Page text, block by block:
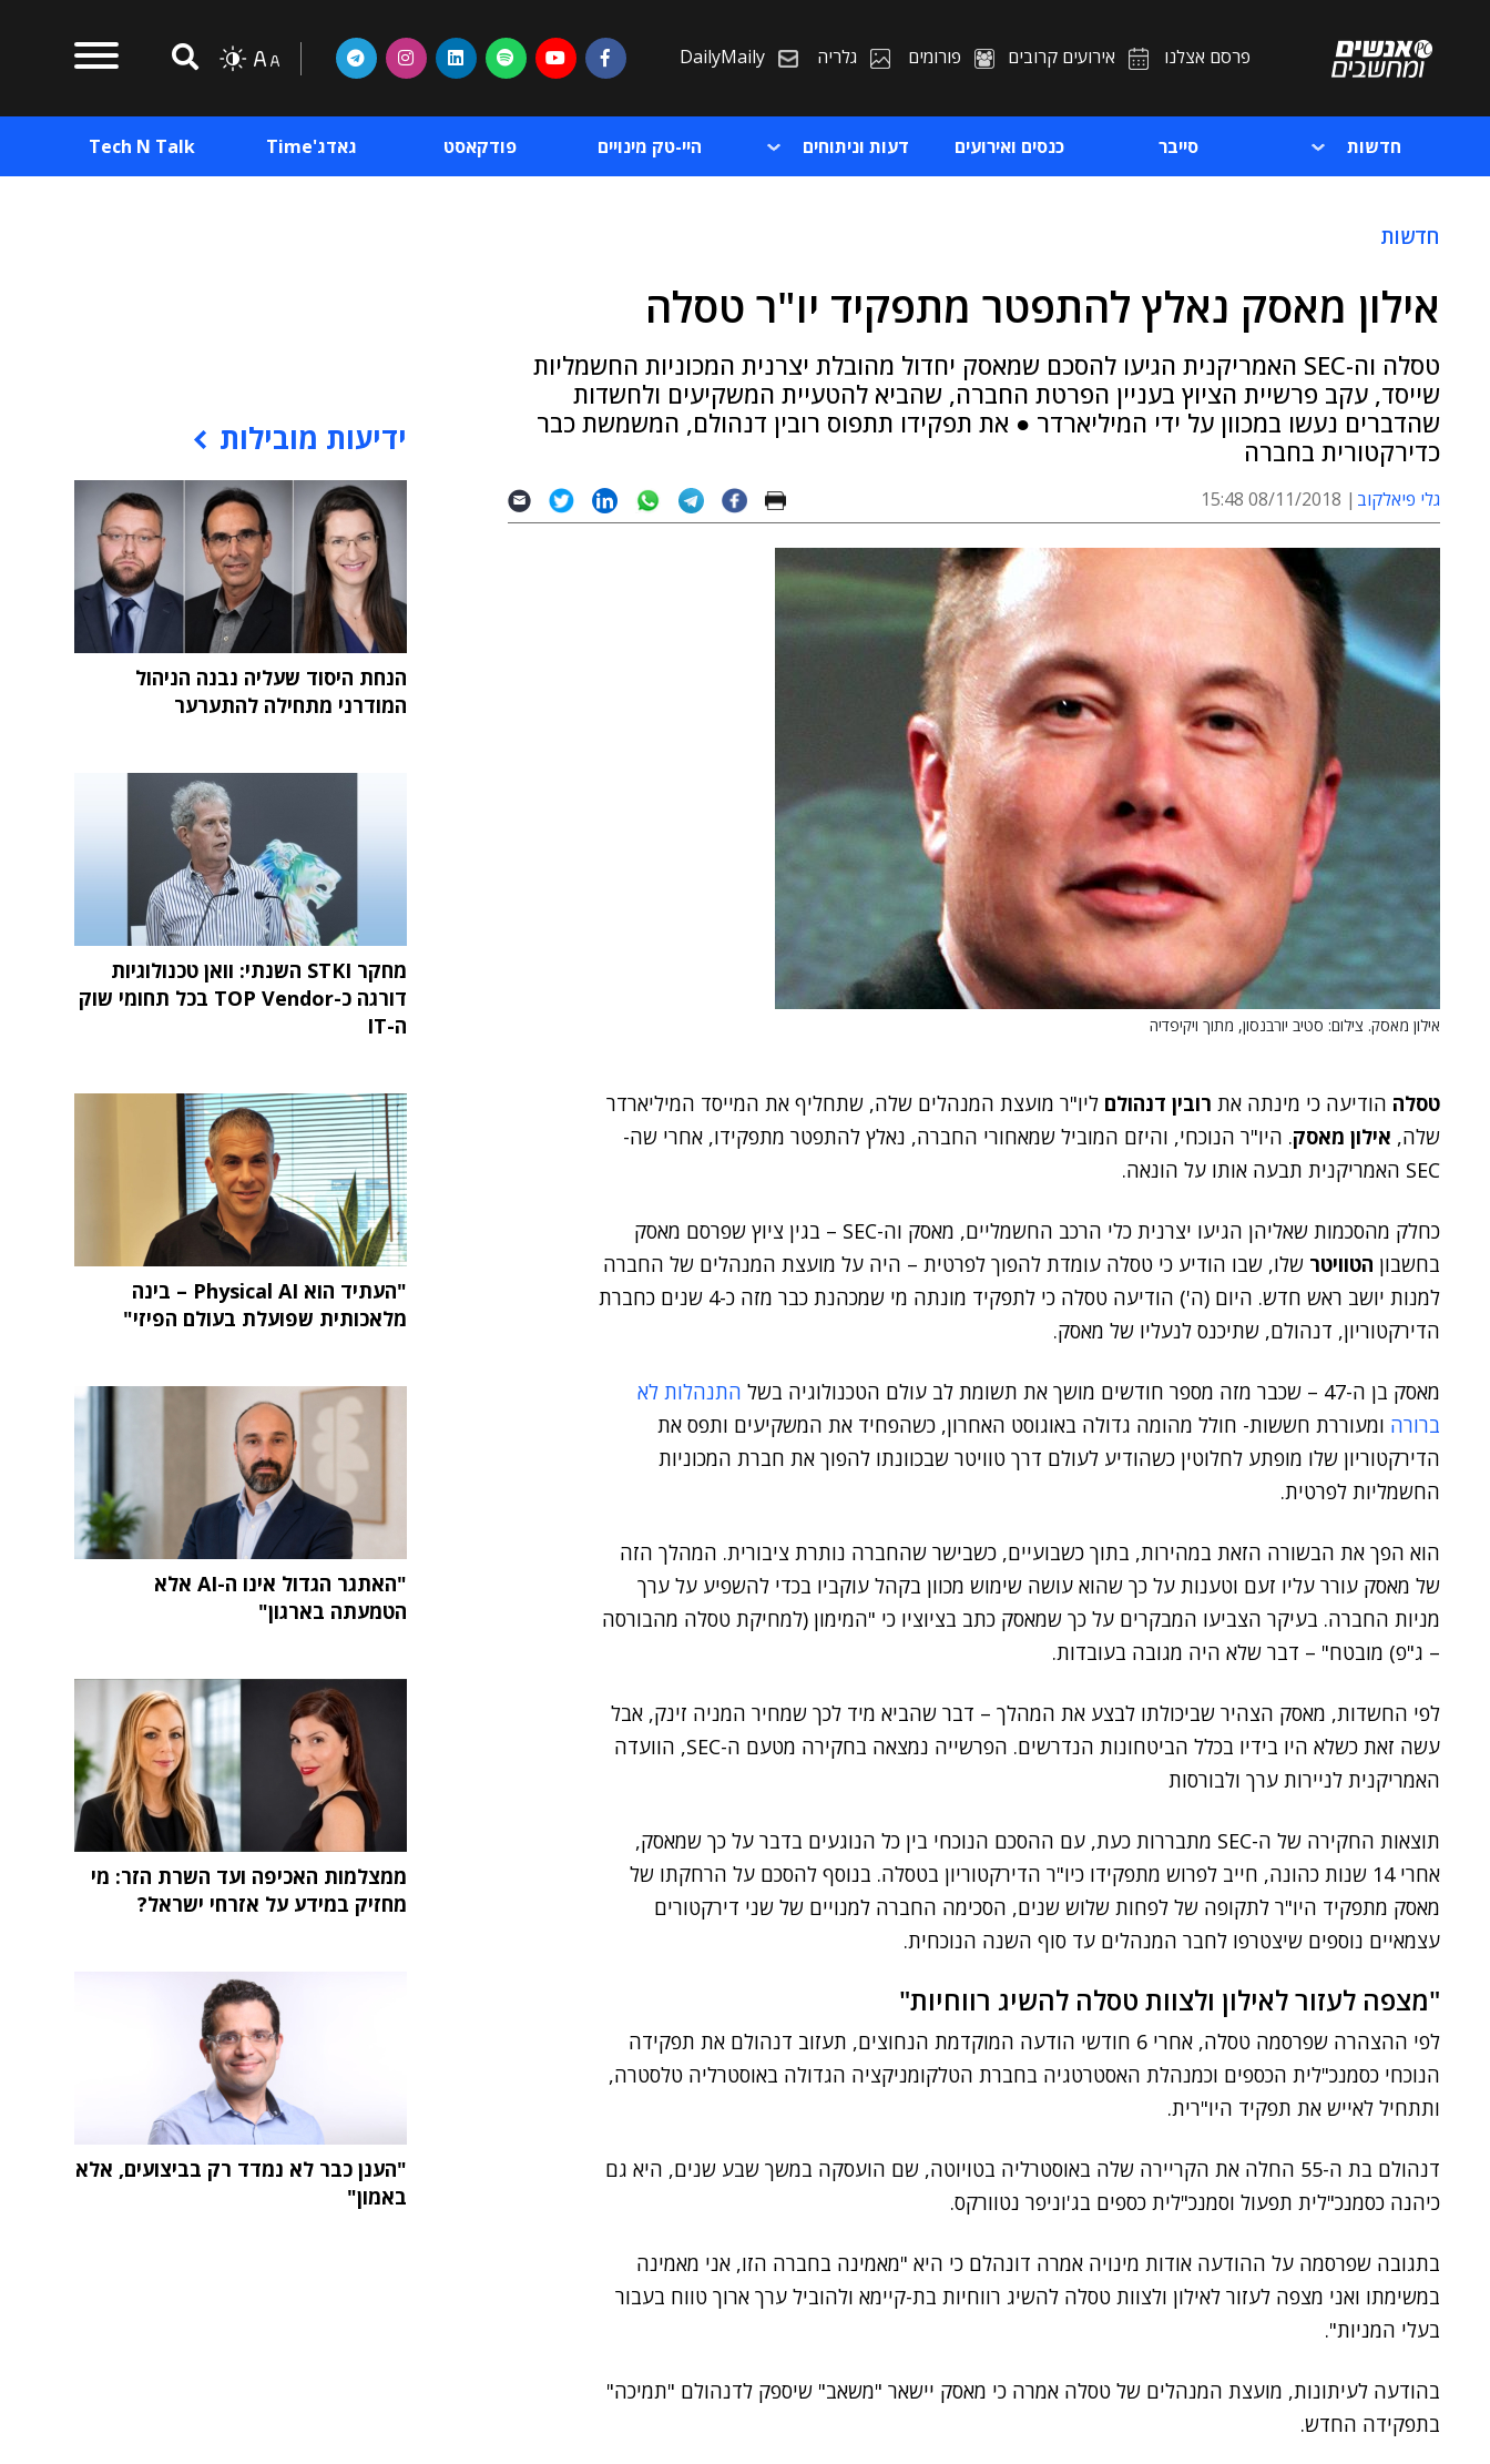
פרסם אצלנו אירועים קרובים פורומים גלריה DailyMaily
חדשות סייבר כנסים ואירועים דעות וניתוחים היי-טק מינויים פודקאסט גאדג'Time Tech N Talk
חדשות
אילון מאסק נאלץ להתפטר מתפקיד יו"ר טסלה
טסלה וה-SEC האמריקנית הגיעו להסכם שמאסק יחדול מהובלת יצרנית המכוניות החשמליות
שייסד, עקב פרשיית הציוץ בעניין הפרטת החברה, שהביא להטעיית המשקיעים ולחשדות
שהדברים נעשו במכוון על ידי המיליארדר ● את תפקידו תתפוס רובין דנהולם, המשמשת כבר
כדירקטורית בחברה
גלי פיאלקוב 08/11/2018 15:48
אילון מאסק. צילום: סטיב יורבנסון, מתוך ויקיפדיה
טסלה הודיעה כי מינתה את רובין דנהולם ליו"ר מועצת המנהלים שלה, שתחליף את המייסד המיליארדר
שלה, אילון מאסק. היו"ר הנוכחי, והיזם המוביל שמאחורי החברה, נאלץ להתפטר מתפקידו, אחרי שה-
SEC האמריקנית תבעה אותו על הונאה.
כחלק מהסכמות שאליהן הגיעו יצרנית כלי הרכב החשמליים, מאסק וה-SEC – בגין ציוץ שפרסם מאסק
בחשבון הטוויטר שלו, שבו הודיע כי טסלה עומדת להפוך לפרטית – היה על מועצת המנהלים של החברה
למנות יושב ראש חדש. היום (ה') הודיעה טסלה כי לתפקיד מונתה מי שמכהנת כבר מזה כ-4 שנים כחברת
הדירקטוריון, דנהולם, שתיכנס לנעליו של מאסק.
מאסק בן ה-47 – שכבר מזה מספר חודשים מושך את תשומת לב עולם הטכנולוגיה בשל
התנהלות לא
ברורה ומעוררת חששות- חולל מהומה גדולה באוגוסט האחרון, כשהפחיד את המשקיעים ותפס את
הדירקטוריון שלו מופתע לחלוטין כשהודיע לעולם דרך טוויטר שבכוונתו להפוך את חברת המכוניות
החשמליות לפרטית.
הוא הפך את הבשורה הזאת במהירות, בתוך כשבועיים, כשבישר שהחברה נותרת ציבורית. המהלך הזה
של מאסק עורר עליו זעם וטענות על כך שהוא עושה שימוש מכוון בקהל עוקביו בכדי להשפיע על ערך
מניות החברה. בעיקר הצביעו המבקרים על כך שמאסק כתב בציוציו כי "המימון (למחיקת טסלה מהבורסה
– ג"פ) מובטח" – דבר שלא היה מגובה בעובדות.
לפי החשדות, מאסק הצהיר שביכולתו לבצע את המהלך – דבר שהביא מיד לכך שמחיר המניה זינק, אבל
עשה זאת כשלא היו בידיו בכלל הביטחונות הנדרשים. הפרשייה נמצאה בחקירה מטעם ה-SEC, הוועדה
האמריקנית לניירות ערך ולבורסות
תוצאות החקירה של ה-SEC מתבררות כעת, עם ההסכם הנוכחי בין כל הנוגעים בדבר על כך שמאסק,
אחרי 14 שנות כהונה, חייב לפרוש מתפקידו כיו"ר הדירקטוריון בטסלה. בנוסף להסכם על הרחקתו של
מאסק מתפקיד היו"ר לתקופה של לפחות שלוש שנים, הסכימה החברה למנויים של שני דירקטורים
עצמאיים נוספים שיצטרפו לחבר המנהלים עד סוף השנה הנוכחית.
"מצפה לעזור לאילון ולצוות טסלה להשיג רווחיות"
לפי ההצהרה שפרסמה טסלה, אחרי 6 חודשי הודעה המוקדמת הנחוצים, תעזוב דנהולם את תפקידה
הנוכחי כסמנכ"לית הכספים וכמנהלת האסטרטגיה בחברת הטלקומניקציה הגדולה באוסטרליה טלסטרה,
ותתחיל לאייש את תפקיד היו"רית.
דנהולם בת ה-55 החלה את הקריירה שלה באוסטרליה בטויוטה, שם הועסקה במשך שבע שנים, היא גם
כיהנה כסמנכ"לית תפעול וסמנכ"לית כספים בג'וניפר נטוורקס.
בתגובה שפרסמה על ההודעה אודות מינויה אמרה דונהלם כי היא "מאמינה בחברה הזו, אני מאמינה
במשימתו ואני מצפה לעזור לאילון ולצוות טסלה להשיג רווחיות בת-קיימא ולהוביל ערך ארוך טווח בעבור
בעלי המניות".
בהודעה לעיתונות, מועצת המנהלים של טסלה אמרה כי מאסק יישאר "משאב" שיספק לדנהולם "תמיכה"
בתפקידה החדש.
ידיעות מובילות
הנחת היסוד שעליה נבנה הניהול
המודרני מתחילה להתערער
מחקר STKI השנתי: וואן טכנולוגיות
דורגה כ-TOP Vendor בכל תחומי שוק
ה-IT
"העתיד הוא Physical AI – בינה
מלאכותית שפועלת בעולם הפיזי"
"האתגר הגדול אינו ה-AI אלא
הטמעתה בארגון"
ממצלמות האכיפה ועד השרת הזר: מי
מחזיק במידע על אזרחי ישראל?
"הענן כבר לא נמדד רק בביצועים, אלא
באמון"